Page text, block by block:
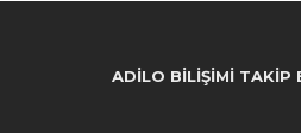
ADILO BILIŞIMI TAKIP